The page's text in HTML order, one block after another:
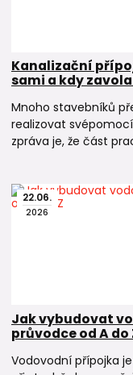
Kanalizační
sami a kdy
Mnoho stavebníků
realizovat
zpráva je, že část
22.06.
2026
Jak vybudovat
průvodce od A do
Vodovodní přípojka